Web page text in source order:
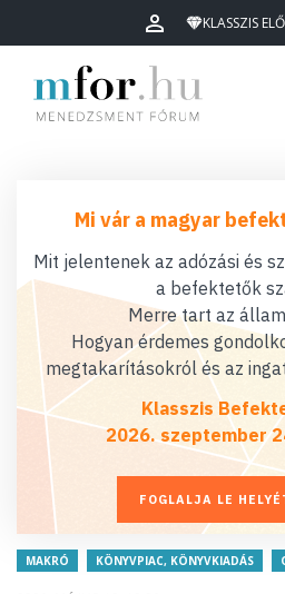
KLASSZIS
Mi vár a magyar
Mit jelentenek az adózási és
a befektetők
Merre tart az
Hogyan érdemes
megtakarításokról és az
Klasszis
2026. szeptember
FOGLALJA LE
MAKRÓ KÖNYVPIAC, KÖNYVKIADÁS